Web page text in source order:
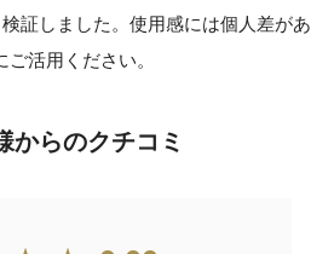
証しました。使用感には個人差があ
活用ください。
からのクチコミ